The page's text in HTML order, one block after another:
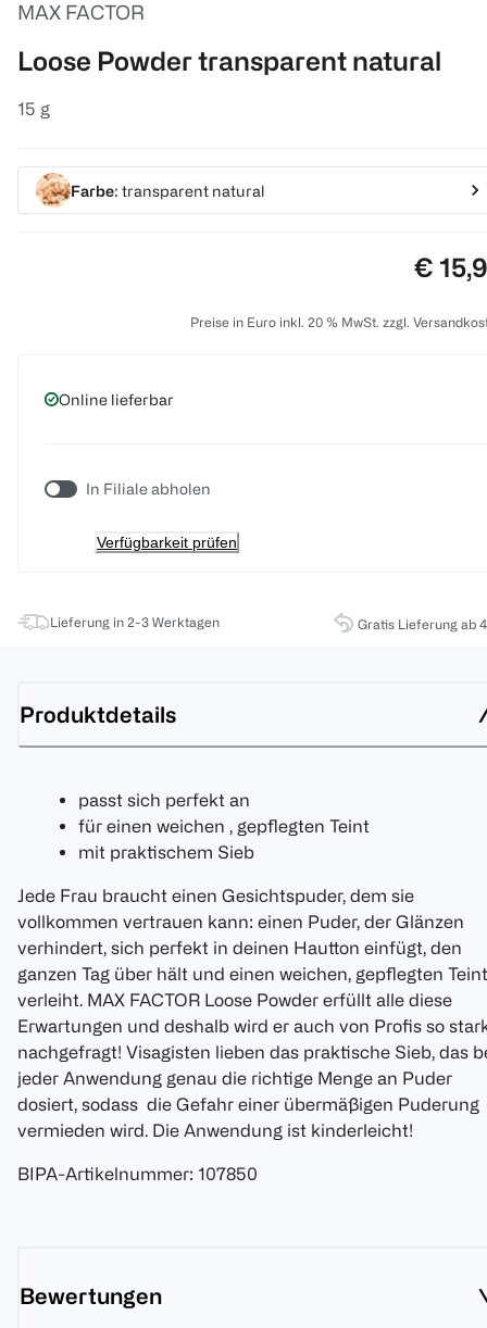
MAX FACTOR
Loose Powder transparent natural
15 g
Farbe: transparent natural
Preis:
€
Preise in Euro inkl. 20 % MwSt. zzgl.
Online lieferbar
In Filiale abholen
Verfügbarkeit prüfen
Lieferung in 2-3 Werktagen Gratis Lieferung ab
Produktdetails
passt sich perfekt an
für einen weichen , gepflegten Teint
mit praktischem Sieb
Jede Frau braucht einen Gesichtspuder, dem sie
vollkommen vertrauen kann: einen Puder, der Glänzen
verhindert, sich perfekt in deinen Hautton einfügt, den
ganzen Tag über hält und einen weichen, gepflegten Teint
verleiht. MAX FACTOR Loose Powder erfüllt alle diese
Erwartungen und deshalb wird er auch von Profis so
nachgefragt! Visagisten lieben das praktische Sieb, das
jeder Anwendung genau die richtige Menge an Puder
dosiert, sodass die Gefahr einer übermäßigen Puderung
vermieden wird. Die Anwendung ist kinderleicht!
BIPA-Artikelnummer: 107850
Bewertungen